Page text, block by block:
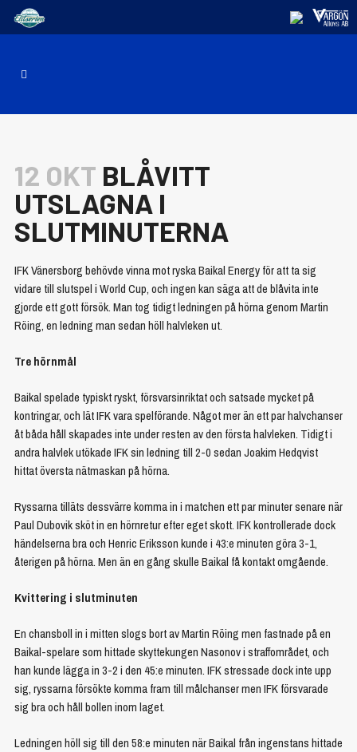
12 OKT BLÅVITT
UTSLAGNA I
SLUTMINUTERNA
IFK Vänersborg behövde vinna mot ryska Baikal Energy för att ta sig
vidare till slutspel i World Cup, och ingen kan säga att de blåvita inte
gjorde ett gott försök. Man tog tidigt ledningen på hörna genom Martin
Röing, en ledning man sedan höll halvleken ut.
Tre hörnmål
Baikal spelade typiskt ryskt, försvarsinriktat och satsade mycket på
kontringar, och lät IFK vara spelförande. Något mer än ett par halvchanser
åt båda håll skapades inte under resten av den första halvleken. Tidigt i
andra halvlek utökade IFK sin ledning till 2-0 sedan Joakim Hedqvist
hittat översta nätmaskan på hörna.
Ryssarna tilläts dessvärre komma in i matchen ett par minuter senare när
Paul Dubovik sköt in en hörnretur efter eget skott. IFK kontrollerade dock
händelserna bra och Henric Eriksson kunde i 43:e minuten göra 3-1,
återigen på hörna. Men än en gång skulle Baikal få kontakt omgående.
Kvittering i slutminuten
En chansboll in i mitten slogs bort av Martin Röing men fastnade på en
Baikal-spelare som hittade skyttekungen Nasonov i straffområdet, och
han kunde lägga in 3-2 i den 45:e minuten. IFK stressade dock inte upp
sig, ryssarna försökte komma fram till målchanser men IFK försvarade
sig bra och håll bollen inom laget.
Ledningen höll sig till den 58:e minuten när Baikal från ingenstans hittade